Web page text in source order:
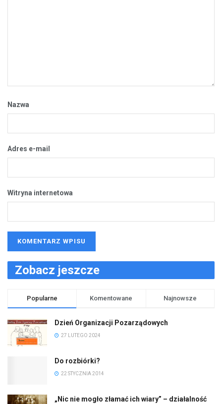
Nazwa
Adres e-mail
Witryna internetowa
Zobacz jeszcze
Popularne Komentowane Najnowsze
Dzień Organizacji Pozarządowych
27 LUTEGO 2024
Do rozbiórki?
22 STYCZNIA 2014
„Nic nie mogło złamać ich wiary” – działalność